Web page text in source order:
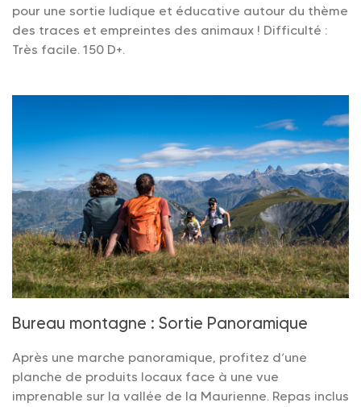
pour une sortie ludique et éducative autour du thème
des traces et empreintes des animaux ! Difficulté :
Très facile. 150 D+.
Bureau montagne : Sortie Panoramique
Après une marche panoramique, profitez d’une
planche de produits locaux face à une vue
imprenable sur la vallée de la Maurienne. Repas inclus